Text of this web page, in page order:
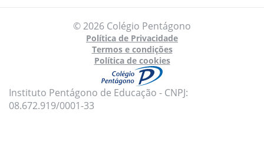
© 2026 Colégio Pentágono
Política de Privacidade
Termos e condições
Política de cookies
Instituto Pentágono de Educação - CNPJ:
08.672.919/0001-33